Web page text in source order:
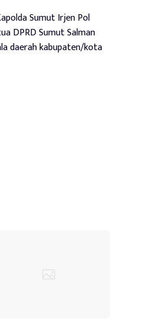
Sumut Irjen Pol
DPRD Sumut Salman
daerah kabupaten/kota